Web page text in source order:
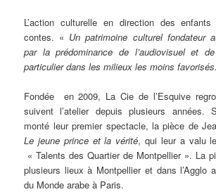
L’action culturelle en direction des
contes. « Un patrimoine culturel fondateur
par la prédominance de l’audiovisuel et
particulier dans les milieux les moins favorisés.
Fondée en 2009, La Cie de l’Esquive
suivent l’atelier depuis plusieurs années.
monté leur premier spectacle, la pièce de
Le jeune prince et la vérité, qui leur a valu
« Talents des Quartier de Montpellier ». La
plusieurs lieux à Montpellier et dans l’Agglo
du Monde arabe à Paris.